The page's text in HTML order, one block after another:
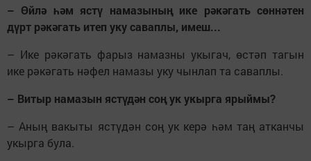
– Өйлә һәм ястү намазының ике рәкәгать сөннәтен
дүрт рәкәгать итеп уку саваплы, имеш...
– Ике рәкәгать фарыз намазны укыгач, өстәп тагын
ике рәкәгать нәфел намазы уку чынлап та саваплы.
– Витыр намазын ястүдән соң ук укырга ярыймы?
– Аның вакыты ястүдән соң ук керә һәм таң атканчы
укырга була.